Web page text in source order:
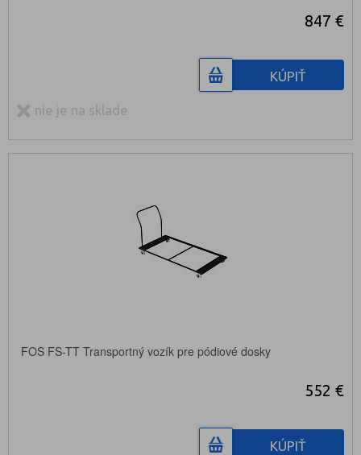
847 €
KÚPIŤ
nie je na sklade
FOS FS-TT Transportný vozík pre pódiové dosky
552 €
KÚPIŤ